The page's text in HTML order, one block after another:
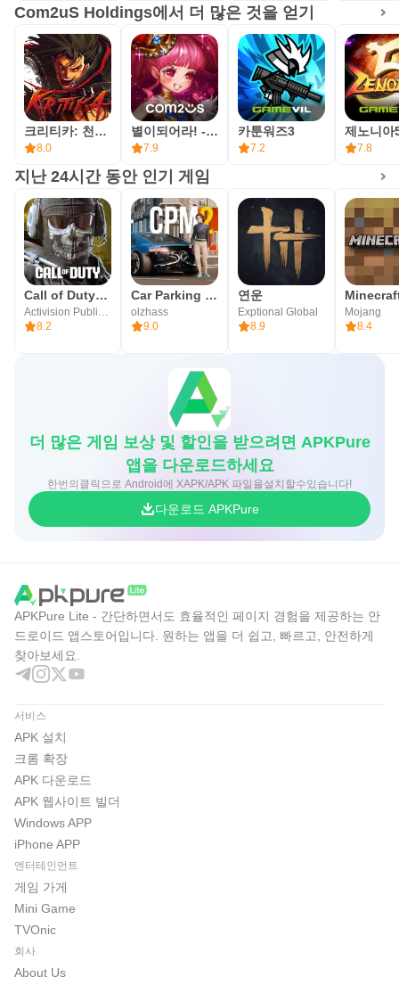
[커뮤니티/연락처]
* 컴투스홀딩스 공식 웹사이트 : https://www.withhive.com
* 컴투스홀딩스 1:1문의 하기 :
https://m.withhive.com/customer/inquire
----
(주)컴투스홀딩스 금천구 가산디지털1로 131 4층 (가산동,
에이동)
금천구, 서울특별시 08506
South Korea 119-81-34778 제2019-서울금천-0855호 서울
특별시 금천구
Com2uS Holdings에서 더 많은 것을 얻기
크리티카: 천상의 기사단 - 액션 RPG
8.0
별이되어라! - 전략 수집형RPG
7.9
카툰워즈3
7.2
제노니아
7.8
지난 24시간 동안 인기 게임
Call of Duty®: Mobile
8.2
Car Parking Multiplayer 2
olzhass
9.0
연운
Exptional Global
8.9
Mojang
8.4
더 많은 게임 보상 및 할인을 받으려면 APKPure
앱을 다운로드하세요
한번의클릭으로 Android에 XAPK/APK 파일을설치할수있습니다!
다운로드 APKPure
APKPure Lite - 간단하면서도 효율적인 페이지 경험을 제공하는 안
드로이드 앱스토어입니다. 원하는 앱을 더 쉽고, 빠르고, 안전하게
찾아보세요.
서비스
APK 설치
크롬 확장
APK 다운로드
APK 웹사이트 빌더
Windows APP
iPhone APP
엔터테인먼트
게임 가게
Mini Game
TVOnic
회사
About Us